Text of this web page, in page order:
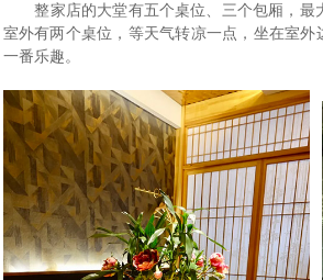
整家店的大堂有五个桌位、三个包厢，最
室外有两个桌位，等天气转凉一点，坐在室
一番乐趣。